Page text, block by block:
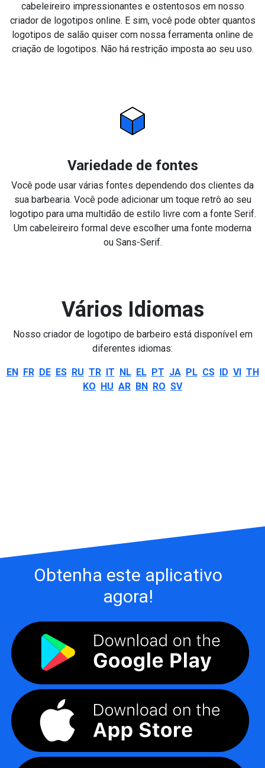
cabeleireiro impressionantes e ostentosos em nosso
criador de logotipos online. E sim, você pode obter quantos
logotipos de salão quiser com nossa ferramenta online de
criação de logotipos. Não há restrição imposta ao seu uso.
Variedade de fontes
Você pode usar várias fontes dependendo dos clientes da
sua barbearia. Você pode adicionar um toque retrô ao seu
logotipo para uma multidão de estilo livre com a fonte Serif.
Um cabeleireiro formal deve escolher uma fonte moderna
ou Sans-Serif.
Vários Idiomas
Nosso criador de logotipo de barbeiro está disponível em
diferentes idiomas:
EN FR DE ES RU TR IT NL EL PT JA PL CS ID VI TH
KO HU AR BN RO SV
Obtenha este aplicativo
agora!